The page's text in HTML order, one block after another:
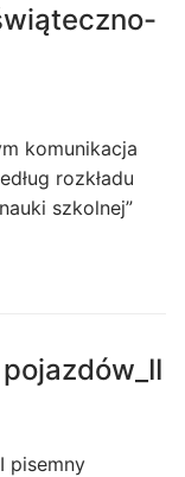
komunikacja
rozkładu
szkolnej”
pisemny